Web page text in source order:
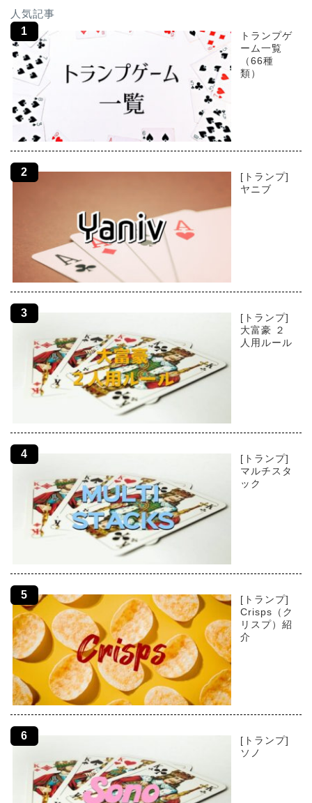
人気記事
トランプゲ
ーム一覧
（66種
類）
[トランプ]
ヤニブ
[トランプ]
大富豪 ２
人用ルール
[トランプ]
マルチスタ
ック
[トランプ]
Crisps（ク
リスプ）紹
介
[トランプ]
ソノ